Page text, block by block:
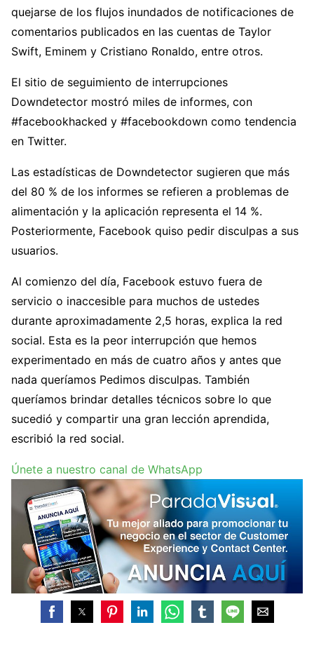
quejarse de los flujos inundados de notificaciones de
comentarios publicados en las cuentas de Taylor
Swift, Eminem y Cristiano Ronaldo, entre otros.
El sitio de seguimiento de interrupciones
Downdetector mostró miles de informes, con
#facebookhacked y #facebookdown como tendencia
en Twitter.
Las estadísticas de Downdetector sugieren que más
del 80 % de los informes se refieren a problemas de
alimentación y la aplicación representa el 14 %.
Posteriormente, Facebook quiso pedir disculpas a sus
usuarios.
Al comienzo del día, Facebook estuvo fuera de
servicio o inaccesible para muchos de ustedes
durante aproximadamente 2,5 horas, explica la red
social. Esta es la peor interrupción que hemos
experimentado en más de cuatro años y antes que
nada queríamos Pedimos disculpas. También
queríamos brindar detalles técnicos sobre lo que
sucedió y compartir una gran lección aprendida,
escribió la red social.
Únete a nuestro canal de WhatsApp